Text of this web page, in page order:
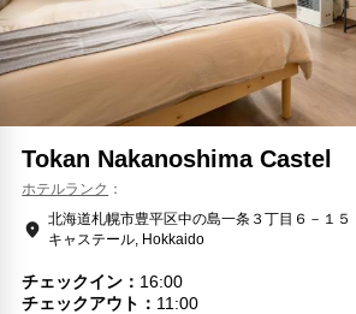
Tokan Nakanoshima Castel
ホテルランク
北海道札幌市豊平区中の島一条３丁目６－１５
キャステール, Hokkaido
チェックイン
16:00
チェックアウト
11:00